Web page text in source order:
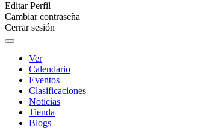
Editar Perfil
Cambiar contraseña
Cerrar sesión
Ver
Calendario
Eventos
Clasificaciones
Noticias
Tienda
Blogs